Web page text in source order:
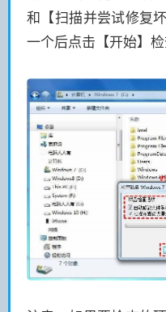
和【扫描并尝试修复
一个后点击【开始】检